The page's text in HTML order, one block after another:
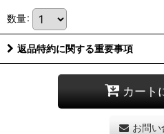
数量:
返品特約に関する重要事項
カート
お問い